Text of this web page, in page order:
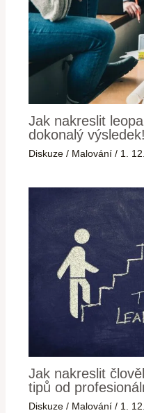
Jak nakreslit
dokonalý výsledek!
Diskuze / Malování / 1.
Jak nakreslit
tipů od
Diskuze / Malování / 1.